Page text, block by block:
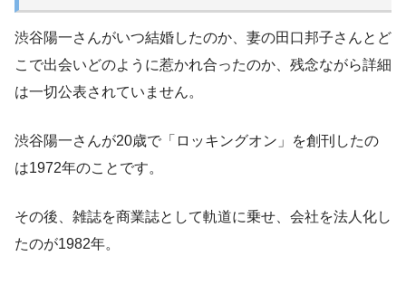
渋谷陽一さんがいつ結婚したのか、妻の田口邦子さんとど
こで出会いどのように惹かれ合ったのか、残念ながら詳細
は一切公表されていません。
渋谷陽一さんが20歳で「ロッキングオン」を創刊したの
は1972年のことです。
その後、雑誌を商業誌として軌道に乗せ、会社を法人化し
たのが1982年。